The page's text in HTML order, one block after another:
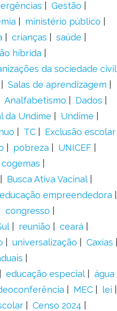
Gestão
ministério público
crianças
saúde
híbrida
da sociedade civil
Salas de aprendizagem
Analfabetismo
Dados
da Undime
Undime
TC
Exclusão escolar
pobreza
UNICEF
cogemas
Busca Ativa Vacinal
educação empreendedora
congresso
reunião
ceará
universalização
Caxias
educação especial
água
MEC
lei
Censo 2024